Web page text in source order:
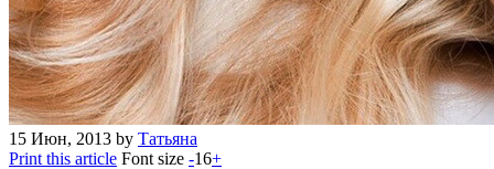
15 Июн, 2013 by Татьяна
Print this article Font size -16+